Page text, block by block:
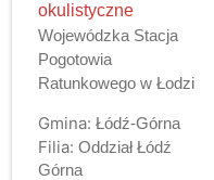
okulistyczne
Wojewódzka Stacja
Pogotowia
Ratunkowego w Łodzi
Gmina: Łódź-Górna
Filia: Oddział Łódź
Górna